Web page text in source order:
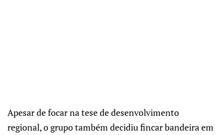
Apesar de focar na tese de desenvolvimento
regional, o grupo também decidiu fincar bandeira em